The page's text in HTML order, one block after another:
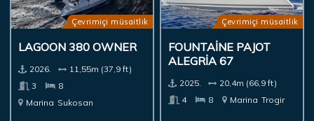
Çevrimiçi müsaitlik
LAGOON 380 OWNER
2026.
11,55m (37,9 ft)
3
8
Marina Sukosan
Çevrimiçi müsaitlik
FOUNTAINE PAJOT
ALEGRIA 67
2025.
20,4m (66,9 ft)
4
8 Marina Trogir